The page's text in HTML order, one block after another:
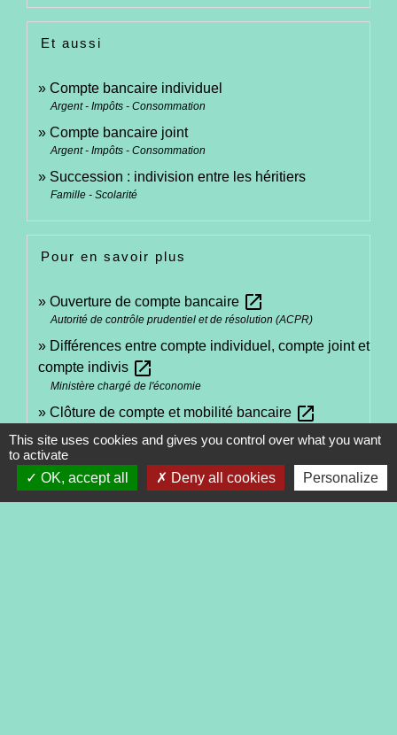
Et aussi
Compte bancaire individuel
Argent - Impôts - Consommation
Compte bancaire joint
Argent - Impôts - Consommation
Succession : indivision entre les héritiers
Famille - Scolarité
Pour en savoir plus
Ouverture de compte bancaire open_in_new
Autorité de contrôle prudentiel et de résolution (ACPR)
Différences entre compte individuel, compte joint et
compte indivis open_in_new
Ministère chargé de l'économie
Clôture de compte et mobilité bancaire open_in_new
Signaler une erreur sur cette page
This site uses cookies and gives you control over what you want
to activate
OK, accept all
Deny all cookies Personalize